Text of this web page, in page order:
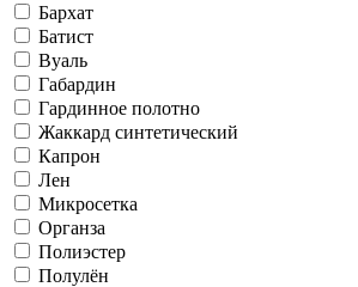
Бархат
Батист
Вуаль
Габардин
Гардинное полотно
Жаккард синтетический
Капрон
Лен
Микросетка
Органза
Полиэстер
Полулён